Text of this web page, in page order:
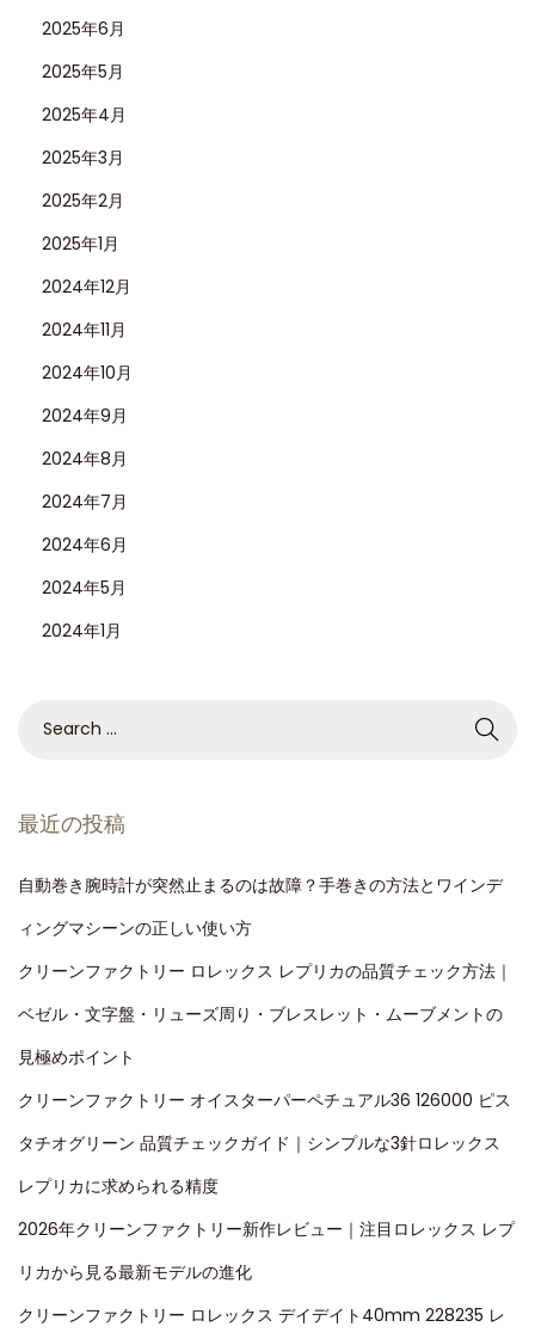
2025年6月
2025年5月
2025年4月
2025年3月
2025年2月
2025年1月
2024年12月
2024年11月
2024年10月
2024年9月
2024年8月
2024年7月
2024年6月
2024年5月
2024年1月
最近の投稿
自動巻き腕時計が突然止まるのは故障？手巻きの方法とワインデ
ィングマシーンの正しい使い方
クリーンファクトリー ロレックス レプリカの品質チェック方法｜
ベゼル・文字盤・リューズ周り・ブレスレット・ムーブメントの
見極めポイント
クリーンファクトリー オイスターパーペチュアル36 126000 ピス
タチオグリーン 品質チェックガイド｜シンプルな3針ロレックス
レプリカに求められる精度
2026年クリーンファクトリー新作レビュー｜注目ロレックス レプ
リカから見る最新モデルの進化
クリーンファクトリー ロレックス デイデイト40mm 228235 レ